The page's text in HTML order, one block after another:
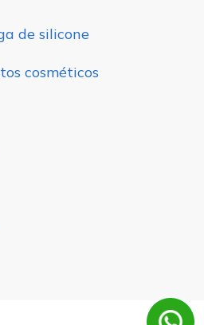
de silicone
cosméticos